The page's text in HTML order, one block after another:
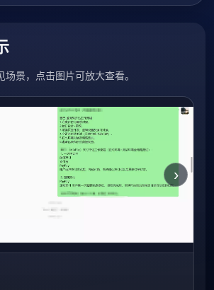
景，点击图片可放大查看。
›